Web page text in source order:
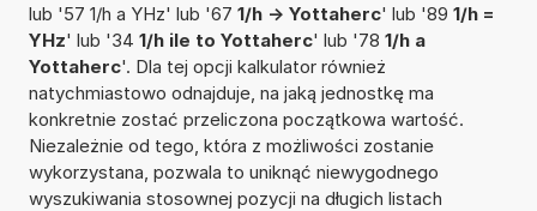
lub '57 1/h a YHz' lub '67 1/h -> Yottaherc' lub '89 1/h =
YHz' lub '34 1/h ile to Yottaherc' lub '78 1/h a
Yottaherc'. Dla tej opcji kalkulator również
natychmiastowo odnajduje, na jaką jednostkę ma
konkretnie zostać przeliczona początkowa wartość.
Niezależnie od tego, która z możliwości zostanie
wykorzystana, pozwala to uniknąć niewygodnego
wyszukiwania stosownej pozycji na długich listach